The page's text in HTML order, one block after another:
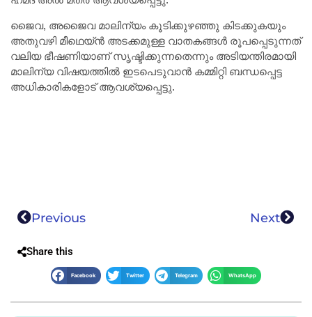
ജൈവ, അജൈവ മാലിന്യം കൂടിക്കുഴഞ്ഞു കിടക്കുകയും
അതുവഴി മീഥെയ്ൻ അടക്കമുള്ള വാതകങ്ങൾ രൂപപ്പെടുന്നത്
വലിയ ഭീഷണിയാണ് സൃഷ്ടിക്കുന്നതെന്നും അടിയന്തിരമായി
മാലിന്യ വിഷയത്തിൽ ഇടപെടുവാൻ കമ്മിറ്റി ബന്ധപ്പെട്ട
അധികാരികളോട് ആവശ്യപ്പെട്ടു.
Previous Next
Share this
Facebook Twitter Telegram WhatsApp